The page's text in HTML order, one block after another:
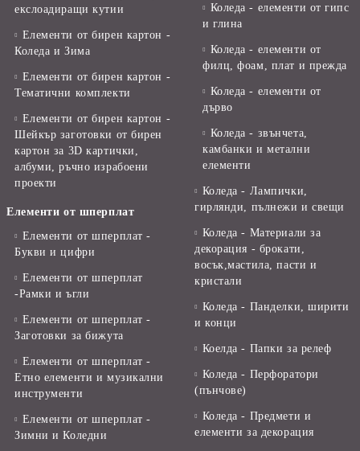
екслоадиращи кутии
Елементи от бирен картон -
Коледа и Зима
Елементи от бирен картон -
Тематични комплекти
Елементи от бирен картон -
Шейкър заготовки от бирен
картон за 3D картички,
албуми, ръчно израбоени
проекти
Елементи от шперплат
Елементи от шперплат -
Букви и цифри
Елементи от шперплат
-Рамки и ъгли
Елементи от шперплат -
Заготовки за бижута
Елементи от шперплат -
Етно елементи и музикални
инструменти
Елементи от шперплат -
Зимни и Коледни
Коледа - елементи от гипс
и глина
Коледа - елементи от
филц, фоам, плат и прежда
Коледа - елементи от
дърво
Коледа - звънчета,
камбанки и метални
елементи
Коледа - Лампички,
гирлянди, пълнежи и свещи
Коледа - Материали за
декорация - брокати,
восък,мастила, пасти и
кристали
Коледа - Панделки, ширити
и конци
Коелда - Папки за релеф
Коледа - Перфоратори
(пънчове)
Коледа - Предмети и
елементи за декорация